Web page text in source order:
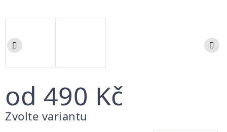
od 490 Kč
Měrná
Zvolte variantu